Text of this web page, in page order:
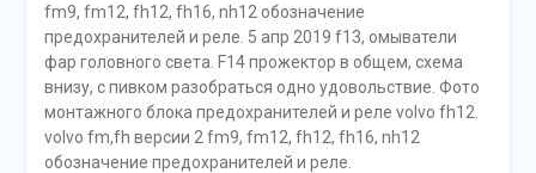
fm9, fm12, fh12, fh16, nh12 обозначение
предохранителей и реле. 5 апр 2019 f13, омыватели
фар головного света. F14 прожектор в общем, схема
внизу, с пивком разобраться одно удовольствие. Фото
монтажного блока предохранителей и реле volvo fh12.
volvo fm,fh версии 2 fm9, fm12, fh12, fh16, nh12
обозначение предохранителей и реле.